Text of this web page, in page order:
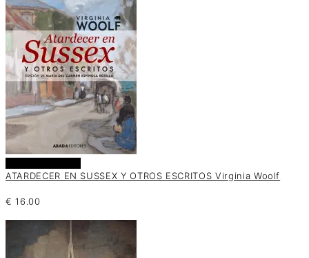
ATARDECER EN SUSSEX Y OTROS ESCRITOS Virginia Woolf
€ 16.00